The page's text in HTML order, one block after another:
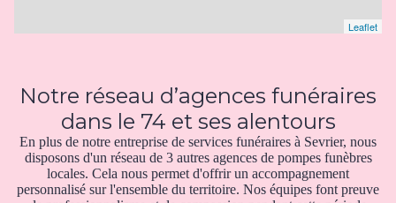
Leaflet
Notre réseau d’agences funéraires
dans le 74 et ses alentours
En plus de notre entreprise de services funéraires à Sevrier, nous
disposons d'un réseau de 3 autres agences de pompes funèbres
locales. Cela nous permet d'offrir un accompagnement
personnalisé sur l'ensemble du territoire. Nos équipes font preuve